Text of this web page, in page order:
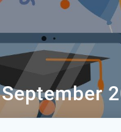
Zum
springen